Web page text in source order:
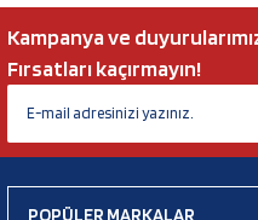
Kampanya ve
Fırsatları kaçırmayın!
POPÜLER MARKALAR